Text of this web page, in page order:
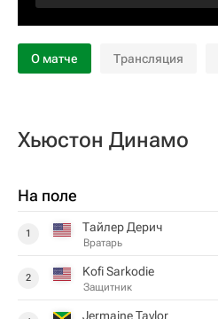
О матче Трансляция
Хьюстон Динамо
На поле
1 Тайлер Дерич
Вратарь
2 Kofi Sarkodie
Защитник
Jermaine Taylor